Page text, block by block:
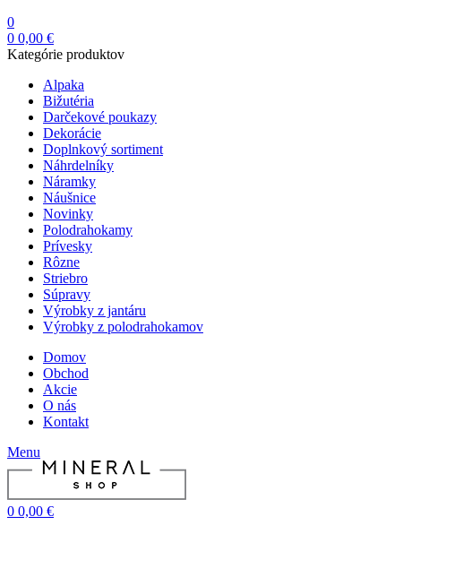
0
0 0,00 €
Kategórie produktov
Alpaka
Bižutéria
Darčekové poukazy
Dekorácie
Doplnkový sortiment
Náhrdelníky
Náramky
Náušnice
Novinky
Polodrahokamy
Prívesky
Rôzne
Striebro
Súpravy
Výrobky z jantáru
Výrobky z polodrahokamov
Domov
Obchod
Akcie
O nás
Kontakt
Menu
0 0,00 €